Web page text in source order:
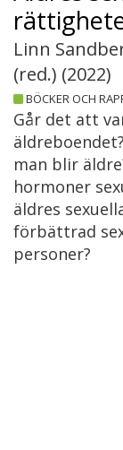
Linn
(red.) (2022)
BÖCKER OCH
Går det att
man blir
hormoner
äldres
förbättrad
personer?